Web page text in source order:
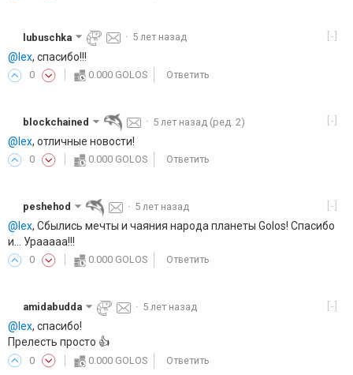
[-]
lubuschka · 5 лет назад
@lex, спасибо!!!
0 0.000 GOLOS Ответить
[-]
blockchained · 5 лет назад (ред. 2)
@lex, отличные новости!
0 0.000 GOLOS Ответить
[-]
peshehod · 5 лет назад
@lex, Сбылись мечты и чаяния народа планеты Golos! Спасибо
и... Урааааа!!!
0 0.000 GOLOS Ответить
[-]
amidabudda · 5 лет назад
@lex, спасибо!
Прелесть просто 👍️
0 0.000 GOLOS Ответить